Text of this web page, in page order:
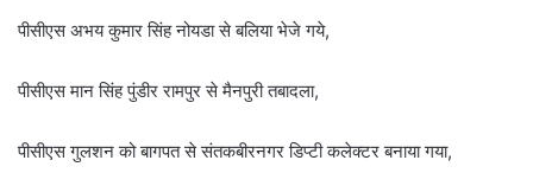
पीसीएस अभय कुमार सिंह नोयडा से बलिया भेजे गये,
पीसीएस मान सिंह पुंडीर रामपुर से मैनपुरी तबादला,
पीसीएस गुलशन को बागपत से संतकबीरनगर डिप्टी कलेक्टर बनाया गया,